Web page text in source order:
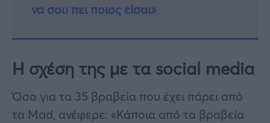
να σου πει ποιος είσαι»
Η σχέση της με τα social media
Όσο για τα 35 βραβεία που έχει πάρει από
τα Mad, ανέφερε: «Κάποια από τα βραβεία